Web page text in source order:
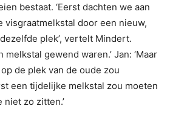
bestaat. ‘Eerst dachten we aan
visgraatmelkstal door een nieuw,
plek’, vertelt Mindert.
melkstal gewend waren.’ Jan: ‘Maar
de plek van de oude zou
een tijdelijke melkstal zou moeten
niet zo zitten.’